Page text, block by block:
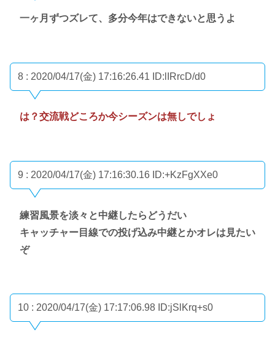
一ヶ月ずつズレて、多分今年はできないと思うよ
8 : 2020/04/17(金) 17:16:26.41 ID:lIRrcD/d0
は？交流戦どころか今シーズンは無しでしょ
9 : 2020/04/17(金) 17:16:30.16 ID:+KzFgXXe0
練習風景を淡々と中継したらどうだい
キャッチャー目線での投げ込み中継とかオレは見たい
ぞ
10 : 2020/04/17(金) 17:17:06.98 ID:jSlKrq+s0